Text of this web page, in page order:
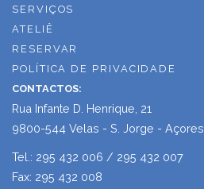
SERVIÇOS
ATELIÊ
RESERVAR
POLÍTICA DE PRIVACIDADE
CONTACTOS:
Rua Infante D. Henrique, 21
9800-544 Velas - S. Jorge - Açores
Tel.: 295 432 006 / 295 432 007
Fax: 295 432 008